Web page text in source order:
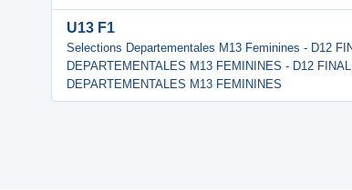
U13 F1
Selections Departementales M13 Feminines - D12
DEPARTEMENTALES M13 FEMININES - D12
DEPARTEMENTALES M13 FEMININES